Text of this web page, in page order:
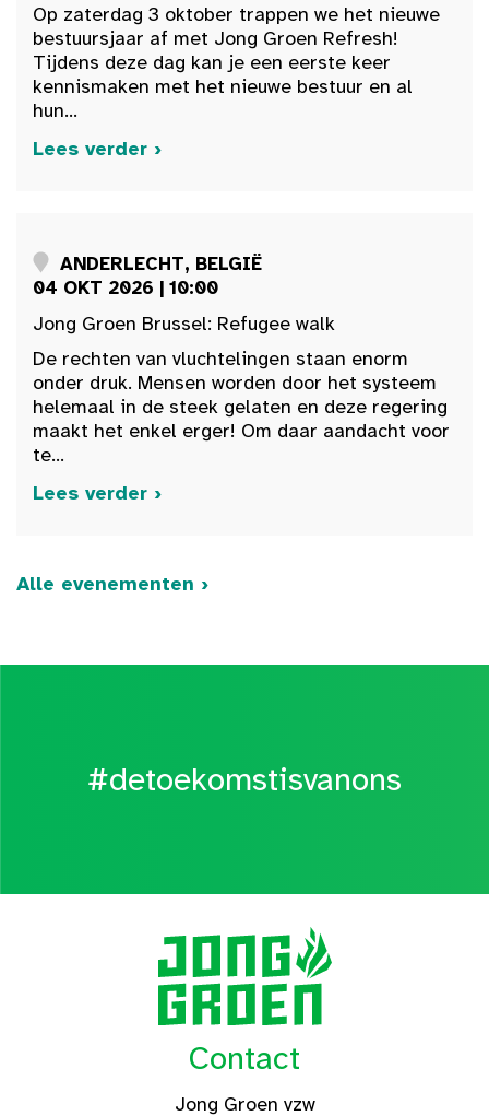
Op zaterdag 3 oktober trappen we het nieuwe
bestuursjaar af met Jong Groen Refresh!
Tijdens deze dag kan je een eerste keer
kennismaken met het nieuwe bestuur en al
hun...
Lees verder ›
ANDERLECHT, BELGIË
04 OKT 2026 | 10:00
Jong Groen Brussel: Refugee walk
De rechten van vluchtelingen staan enorm
onder druk. Mensen worden door het systeem
helemaal in de steek gelaten en deze regering
maakt het enkel erger! Om daar aandacht voor
te...
Lees verder ›
Alle evenementen ›
#detoekomstisvanons
Contact
Jong Groen vzw